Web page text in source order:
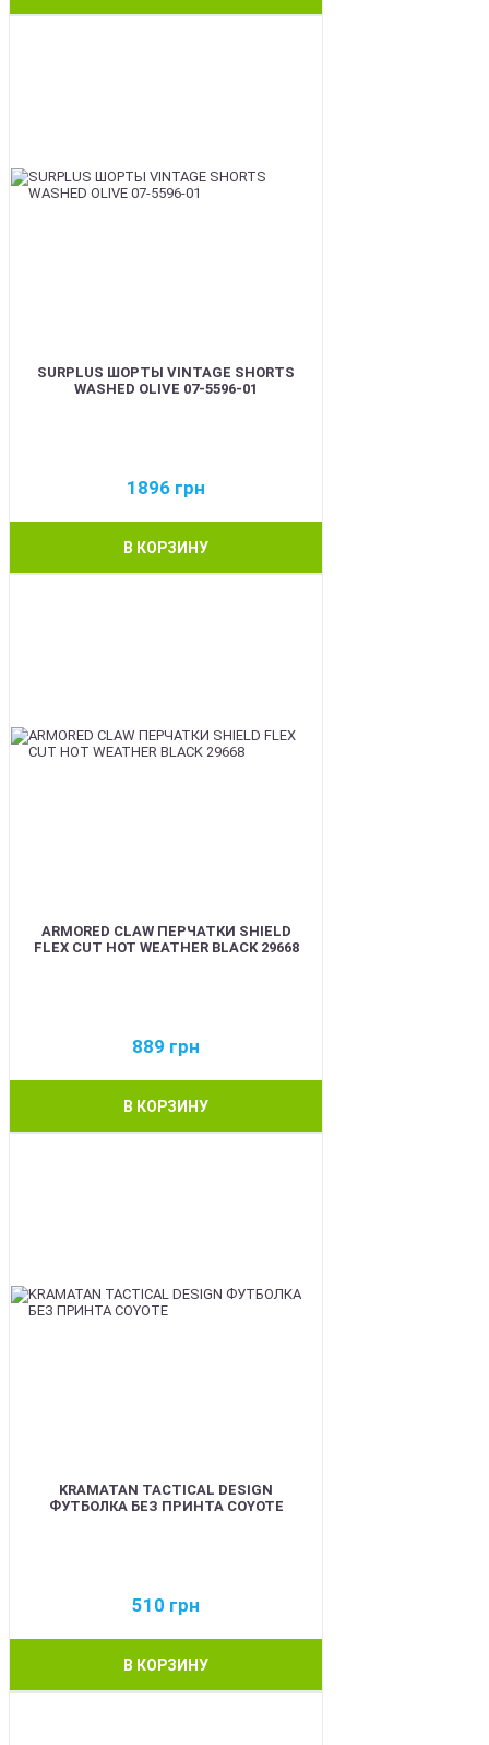
SURPLUS ШОРТЫ VINTAGE SHORTS
WASHED OLIVE 07-5596-01
1896 грн
В КОРЗИНУ
ARMORED CLAW ПЕРЧАТКИ SHIELD
FLEX CUT HOT WEATHER BLACK 29668
889 грн
В КОРЗИНУ
KRAMATAN TACTICAL DESIGN
ФУТБОЛКА БЕЗ ПРИНТА COYOTE
510 грн
В КОРЗИНУ